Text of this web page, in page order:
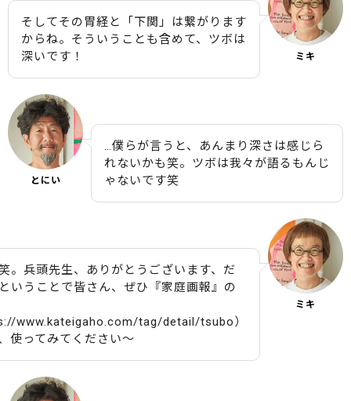
そしてその胃経と「下関」は繋がります
からね。そういうことも含めて、ツボは
深いです！
ミキ
とにい
…僕らが言うと、あんまり深さは感じら
れないかも笑。ツボは我々が語るもんじ
ゃないです笑
。兵頭先生、ありがとうございます、だ
うことで皆さん、ぜひ『家庭画報』の
www.kateigaho.com/tag/detail/tsubo）
使ってみてください〜
ミキ